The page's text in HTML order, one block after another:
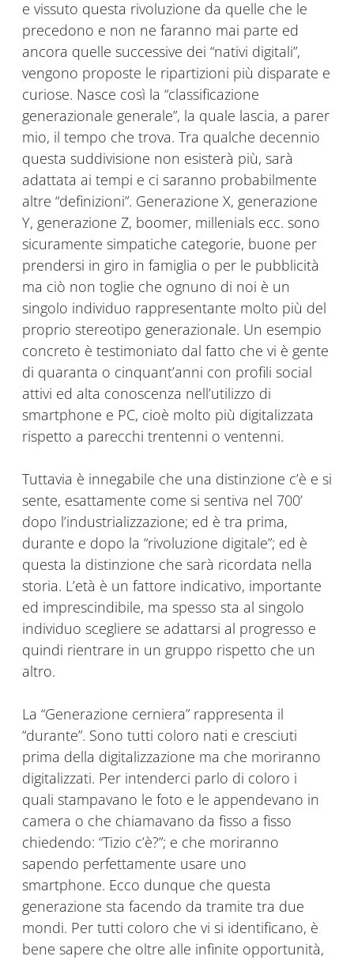
e vissuto questa rivoluzione da quelle che le
precedono e non ne faranno mai parte ed
ancora quelle successive dei “nativi digitali”,
vengono proposte le ripartizioni più disparate e
curiose. Nasce così la “classificazione
generazionale generale”, la quale lascia, a parer
mio, il tempo che trova. Tra qualche decennio
questa suddivisione non esisterà più, sarà
adattata ai tempi e ci saranno probabilmente
altre “definizioni”. Generazione X, generazione
Y, generazione Z, boomer, millenials ecc. sono
sicuramente simpatiche categorie, buone per
prendersi in giro in famiglia o per le pubblicità
ma ciò non toglie che ognuno di noi è un
singolo individuo rappresentante molto più del
proprio stereotipo generazionale. Un esempio
concreto è testimoniato dal fatto che vi è gente
di quaranta o cinquant’anni con profili social
attivi ed alta conoscenza nell’utilizzo di
smartphone e PC, cioè molto più digitalizzata
rispetto a parecchi trentenni o ventenni.
Tuttavia è innegabile che una distinzione c’è e si
sente, esattamente come si sentiva nel 700’
dopo l’industrializzazione; ed è tra prima,
durante e dopo la “rivoluzione digitale”; ed è
questa la distinzione che sarà ricordata nella
storia. L’età è un fattore indicativo, importante
ed imprescindibile, ma spesso sta al singolo
individuo scegliere se adattarsi al progresso e
quindi rientrare in un gruppo rispetto che un
altro.
La “Generazione cerniera” rappresenta il
“durante”. Sono tutti coloro nati e cresciuti
prima della digitalizzazione ma che moriranno
digitalizzati. Per intenderci parlo di coloro i
quali stampavano le foto e le appendevano in
camera o che chiamavano da fisso a fisso
chiedendo: “Tizio c’è?”; e che moriranno
sapendo perfettamente usare uno
smartphone. Ecco dunque che questa
generazione sta facendo da tramite tra due
mondi. Per tutti coloro che vi si identificano, è
bene sapere che oltre alle infinite opportunità,